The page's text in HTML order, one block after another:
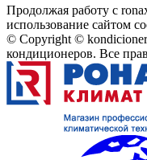
Продолжая работу с
использование сайтом
© Copyright ©
кондиционеров. Все